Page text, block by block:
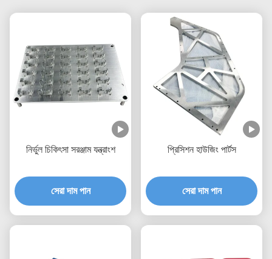
নির্ভুল চিকিৎসা সরঞ্জাম যন্ত্রাংশ
সেরা দাম পান
প্রিসিশন হাউজিং পার্টস
সেরা দাম পান